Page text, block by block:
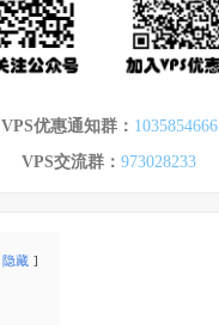
VPS优惠通知群： 1035854666
VPS交流群： 973028233
隐藏